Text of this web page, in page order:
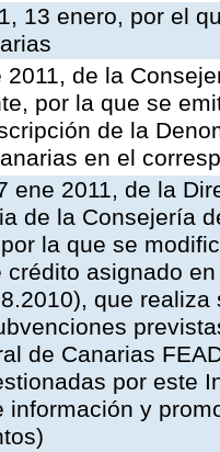
13 enero, por el
2011, de la
por la que se
de la
en el
ene 2011, de la
de la Consejería
la que se
crédito asignado
que
de Canarias
por este
información y